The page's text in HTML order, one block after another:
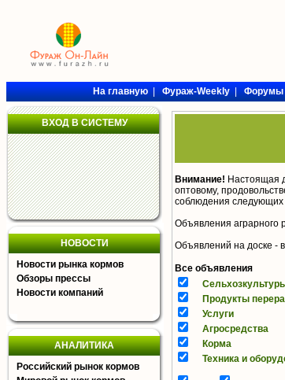
На главную|Фураж-Weekly|Форумы
ВХОД В СИСТЕМУ
НОВОСТИ
Новости рынка кормов
Обзоры прессы
Новости компаний
АНАЛИТИКА
Российский рынок кормов
Внимание! Настоящая
оптовому,
соблюдения следующих
Объявления аграрного
Объявлений на доске -
Все объявления
Продукты
Услуги
Агросредства
Корма
Техника и